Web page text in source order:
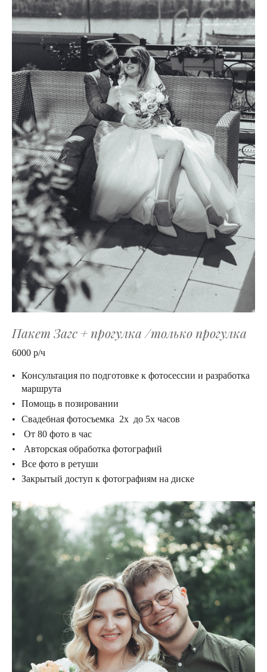
Пакет Загс + прогулка /только прогулка
6000 р/ч
Консультация по подготовке к фотосессии и разработка
маршрута
Помощь в позировании
Свадебная фотосъемка 2х до 5х часов
От 80 фото в час
Авторская обработка фотографий
Все фото в ретуши
Закрытый доступ к фотографиям на диске